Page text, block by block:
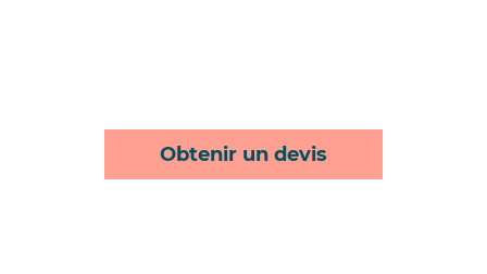
Obtenir un devis